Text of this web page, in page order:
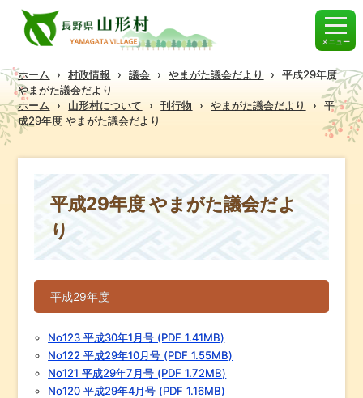
メニュー
ホーム › 村政情報 › 議会 › やまがた議会だより ›
平成29年度
やまがた議会だより
ホーム
› 山形村について › 刊行物 › やまがた議会だより ›
平
成29年度 やまがた議会だより
平成29年度 やまがた議会だよ
り
平成29年度
No123 平成30年1月号 (PDF 1.41MB)
No122 平成29年10月号 (PDF 1.55MB)
No121 平成29年7月号 (PDF 1.72MB)
No120 平成29年4月号 (PDF 1.16MB)